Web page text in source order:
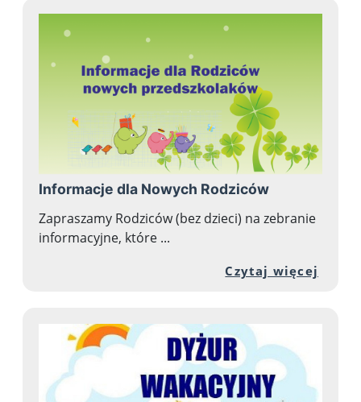
Informacje dla Nowych Rodziców
Zapraszamy Rodziców (bez dzieci) na zebranie
informacyjne, które ...
Czytaj więcej